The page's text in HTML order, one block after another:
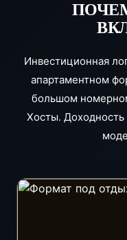
Инвестиционная
апартаментном
большом
Хосты. Доходность